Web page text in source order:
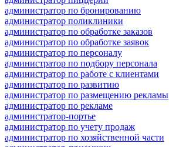
администратор по бронированию
администратор поликлиники
администратор по обработке заказов
администратор по обработке заявок
администратор по персоналу
администратор по подбору персонала
администратор по работе с клиентами
администратор по развитию
администратор по размещению рекламы
администратор по рекламе
администратор-портье
администратор по учету продаж
администратор по хозяйственной части